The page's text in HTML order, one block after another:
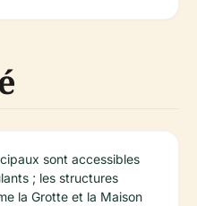
sont accessibles
; les structures
la Grotte et la Maison